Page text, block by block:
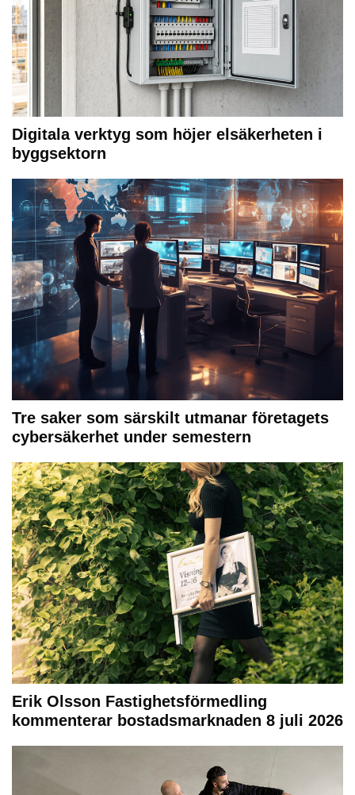
Digitala verktyg som höjer elsäkerheten i
byggsektorn
Tre saker som särskilt utmanar företagets
cybersäkerhet under semestern
Erik Olsson Fastighetsförmedling
kommenterar bostadsmarknaden 8 juli 2026